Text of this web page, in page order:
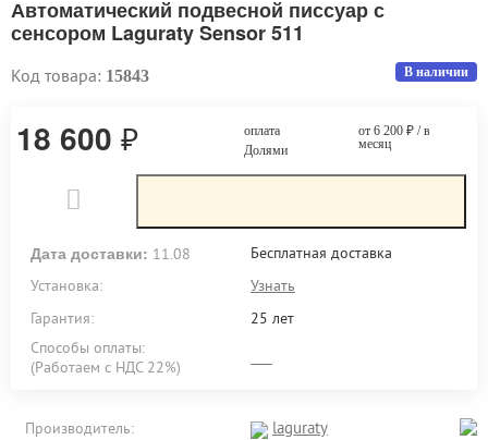
Автоматический подвесной писсуар с
сенсором Laguraty Sensor 511
Код товара: 15843 В наличии
18 600 ₽
оплата
Долями
от 6 200 ₽/ в
месяц
Дата доставки: 11.08
Бесплатная доставка
Установка:
Узнать
Гарантия:
25 лет
Способы оплаты:
(Работаем с НДС 22%)
Производитель: laguraty